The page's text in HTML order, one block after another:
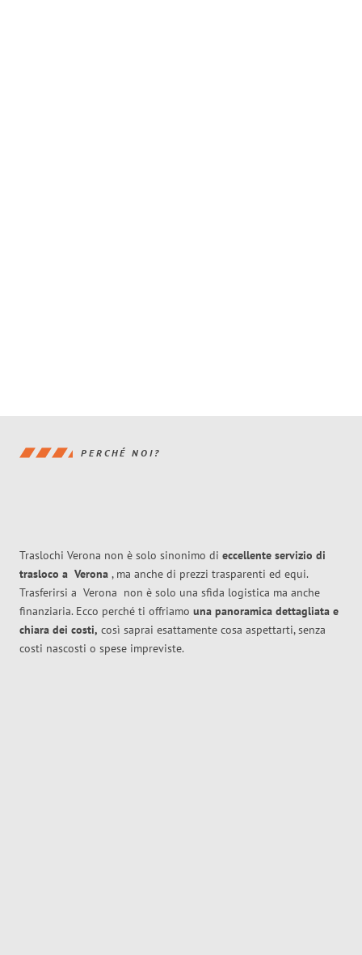
PERCHÉ NOI?
Traslochi Verona non è solo sinonimo di eccellente servizio di
trasloco a Verona , ma anche di prezzi trasparenti ed equi.
Trasferirsi a Verona non è solo una sfida logistica ma anche
finanziaria. Ecco perché ti offriamo una panoramica dettagliata e
chiara dei costi, così saprai esattamente cosa aspettarti, senza
costi nascosti o spese impreviste.